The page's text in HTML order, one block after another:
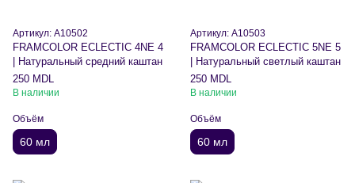
Артикул: A10502
FRAMCOLOR ECLECTIC 4NE 4
| Натуральный средний каштан
250 MDL
В наличии
Объём
60 мл
Артикул: A10503
FRAMCOLOR ECLECTIC 5NE 5
| Натуральный светлый каштан
250 MDL
В наличии
Объём
60 мл